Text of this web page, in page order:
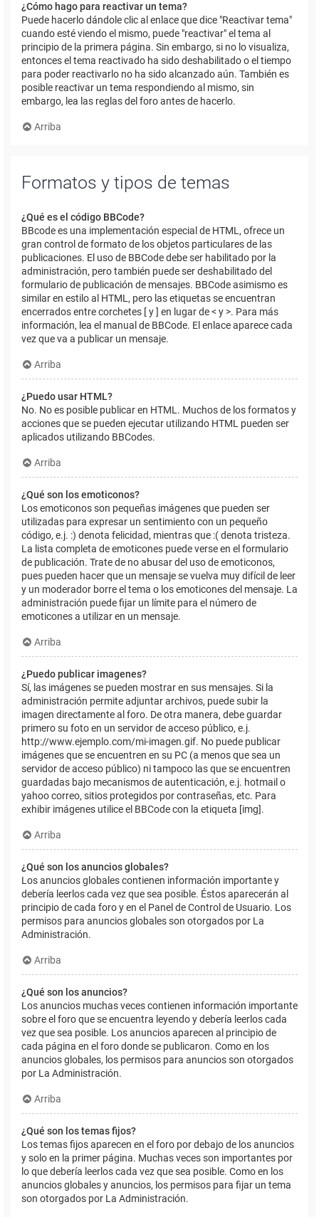
¿Cómo hago para reactivar un tema?
Puede hacerlo dándole clic al enlace que dice "Reactivar tema"
cuando esté viendo el mismo, puede "reactivar" el tema al
principio de la primera página. Sin embargo, si no lo visualiza,
entonces el tema reactivado ha sido deshabilitado o el tiempo
para poder reactivarlo no ha sido alcanzado aún. También es
posible reactivar un tema respondiendo al mismo, sin
embargo, lea las reglas del foro antes de hacerlo.
Arriba
Formatos y tipos de temas
¿Qué es el código BBCode?
BBcode es una implementación especial de HTML, ofrece un
gran control de formato de los objetos particulares de las
publicaciones. El uso de BBCode debe ser habilitado por la
administración, pero también puede ser deshabilitado del
formulario de publicación de mensajes. BBCode asimismo es
similar en estilo al HTML, pero las etiquetas se encuentran
encerrados entre corchetes [ y ] en lugar de < y >. Para más
información, lea el manual de BBCode. El enlace aparece cada
vez que va a publicar un mensaje.
Arriba
¿Puedo usar HTML?
No. No es posible publicar en HTML. Muchos de los formatos y
acciones que se pueden ejecutar utilizando HTML pueden ser
aplicados utilizando BBCodes.
Arriba
¿Qué son los emoticonos?
Los emoticonos son pequeñas imágenes que pueden ser
utilizadas para expresar un sentimiento con un pequeño
código, e.j. :) denota felicidad, mientras que :( denota tristeza.
La lista completa de emoticones puede verse en el formulario
de publicación. Trate de no abusar del uso de emoticonos,
pues pueden hacer que un mensaje se vuelva muy difícil de leer
y un moderador borre el tema o los emoticones del mensaje. La
administración puede fijar un límite para el número de
emoticones a utilizar en un mensaje.
Arriba
¿Puedo publicar imagenes?
Sí, las imágenes se pueden mostrar en sus mensajes. Si la
administración permite adjuntar archivos, puede subir la
imagen directamente al foro. De otra manera, debe guardar
primero su foto en un servidor de acceso público, e.j.
http://www.ejemplo.com/mi-imagen.gif. No puede publicar
imágenes que se encuentren en su PC (a menos que sea un
servidor de acceso público) ni tampoco las que se encuentren
guardadas bajo mecanismos de autenticación, e.j. hotmail o
yahoo correo, sitios protegidos por contraseñas, etc. Para
exhibir imágenes utilice el BBCode con la etiqueta [img].
Arriba
¿Qué son los anuncios globales?
Los anuncios globales contienen información importante y
debería leerlos cada vez que sea posible. Éstos aparecerán al
principio de cada foro y en el Panel de Control de Usuario. Los
permisos para anuncios globales son otorgados por La
Administración.
Arriba
¿Qué son los anuncios?
Los anuncios muchas veces contienen información importante
sobre el foro que se encuentra leyendo y debería leerlos cada
vez que sea posible. Los anuncios aparecen al principio de
cada página en el foro donde se publicaron. Como en los
anuncios globales, los permisos para anuncios son otorgados
por La Administración.
Arriba
¿Qué son los temas fijos?
Los temas fijos aparecen en el foro por debajo de los anuncios
y solo en la primer página. Muchas veces son importantes por
lo que debería leerlos cada vez que sea posible. Como en los
anuncios globales y anuncios, los permisos para fijar un tema
son otorgados por La Administración.